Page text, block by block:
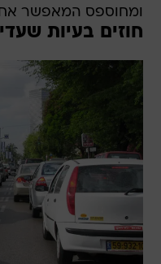
ומחוספס המאפשר
חוזים בעיות